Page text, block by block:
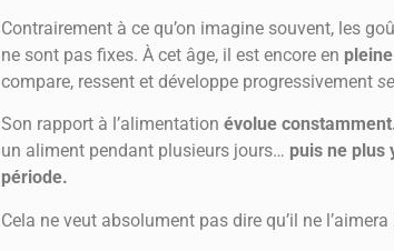
Contrairement à ce qu’on imagine souvent, les
ne sont pas fixes. À cet âge, il est encore en
compare, ressent et développe progressivement
Son rapport à l’alimentation évolue
un aliment pendant plusieurs jours… puis ne plus
période.
Cela ne veut absolument pas dire qu’il ne